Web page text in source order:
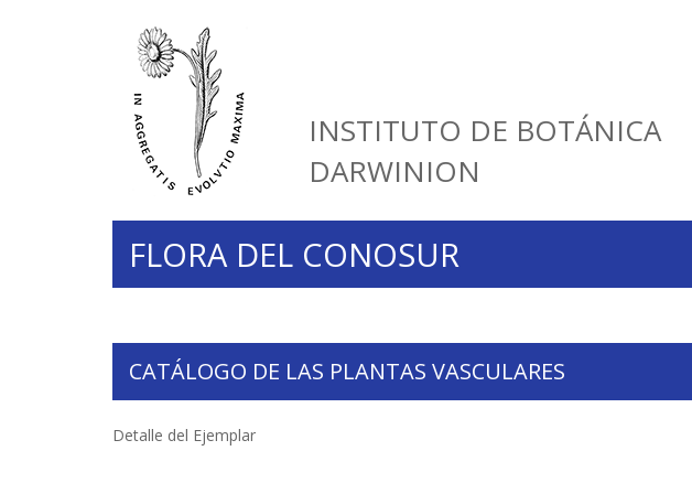
INSTITUTO DE BOTÁNICA
DARWINION
FLORA DEL CONOSUR
CATÁLOGO DE LAS PLANTAS VASCULARES
Detalle del Ejemplar